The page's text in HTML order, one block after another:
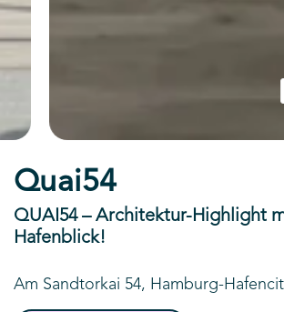
Quai54
QUAI54 – Architektur-Highlight
Hafenblick!
Am Sandtorkai 54, Hamburg-